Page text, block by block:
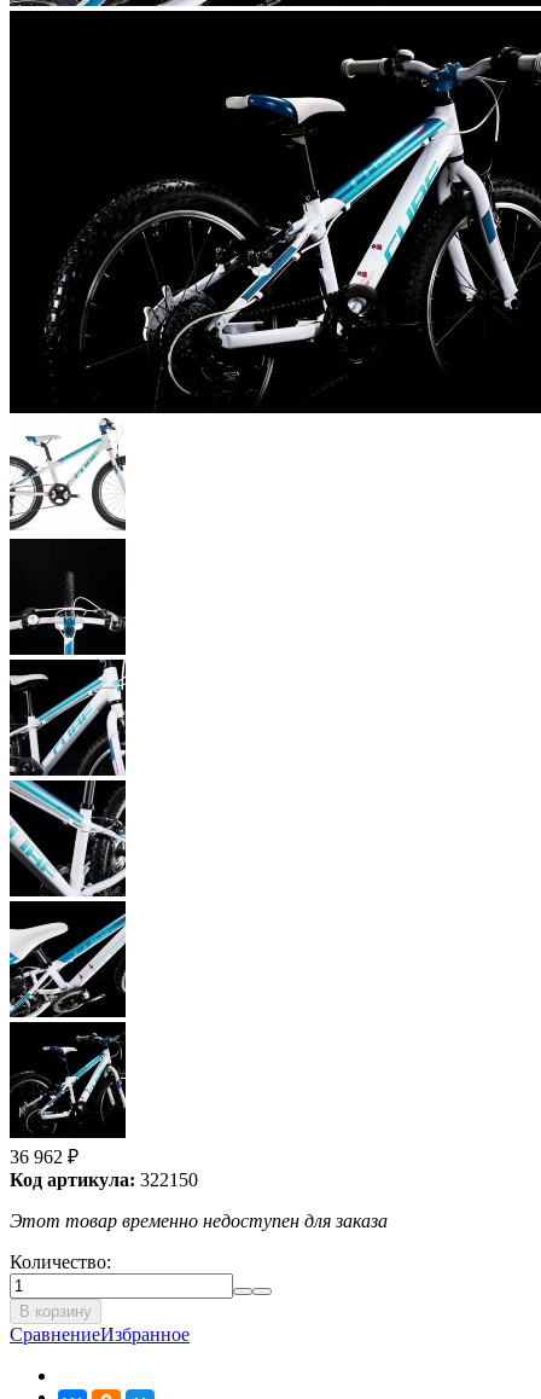
36 962 ₽
Код артикула: 322150
Этот товар временно недоступен для заказа
Количество:
В корзину
СравнениеИзбранное